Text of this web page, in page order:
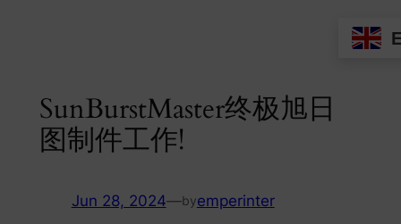
SunBurstMaster终极旭日
图制件工作!
Jun 28, 2024—byemperinter